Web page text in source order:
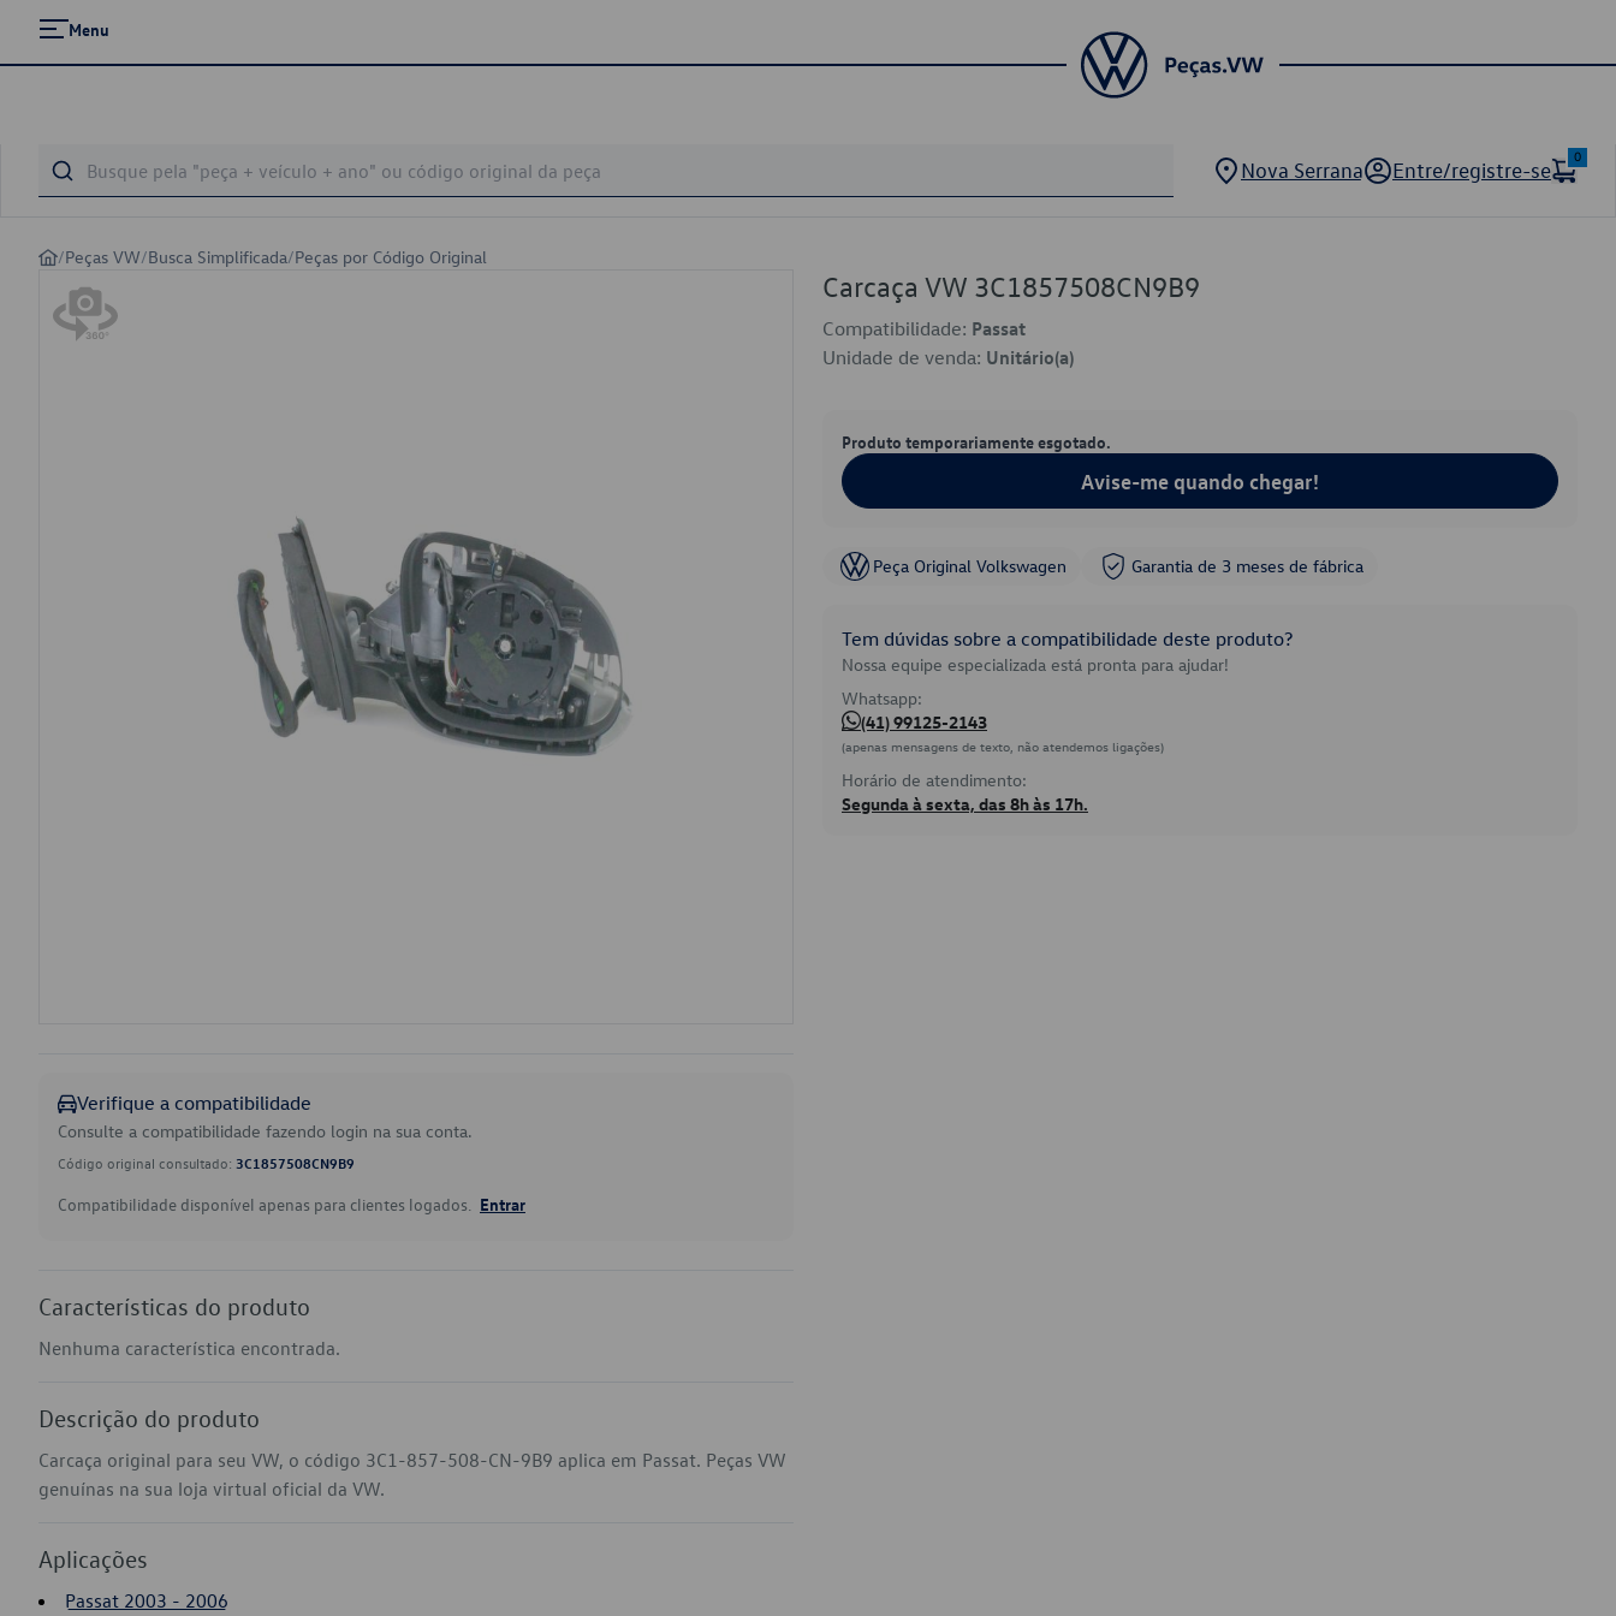
Menu
Nova Serrana Entre/registre-se
0
/Peças VW/Busca Simplificada/Peças por Código Original
Verifique a compatibilidade
Consulte a compatibilidade fazendo login na sua conta.
Código original consultado: 3C1857508CN9B9
Compatibilidade disponível apenas para clientes logados. Entrar
Características do produto
Nenhuma característica encontrada.
Descrição do produto
Carcaça original para seu VW, o código 3C1-857-508-CN-9B9 aplica em Passat. Peças VW
genuínas na sua loja virtual oficial da VW.
Aplicações
Passat 2003 - 2006
Carcaça VW 3C1857508CN9B9
Compatibilidade: Passat
Unidade de venda: Unitário(a)
Produto temporariamente esgotado.
Avise-me quando chegar!
Peça Original Volkswagen Garantia de 3 meses de fábrica
Tem dúvidas sobre a compatibilidade deste produto?
Nossa equipe especializada está pronta para ajudar!
Whatsapp:
(41) 99125-2143
(apenas mensagens de texto, não atendemos ligações)
Horário de atendimento:
Segunda à sexta, das 8h às 17h.